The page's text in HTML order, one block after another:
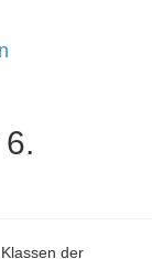
der